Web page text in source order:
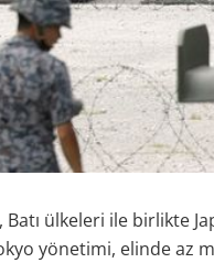
ülkeleri ile birlikte
yönetimi, elinde az